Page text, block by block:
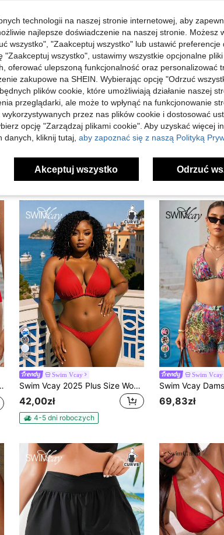
Pomocny (0)
20
Swim Vcay
Swim Vcay 2025 Plus Size Women Floral Print Triangle Cup Swimsuit Top
42,00zł
4-5 dni roboczych
5
Swim Vcay
69,83zł
technologii na naszej stronie internetowej, aby
najlepsze doświadczenie na naszej stronie. Możesz
wszystko", "Zaakceptuj wszystko" lub ustawić preferencje
"Zaakceptuj wszystko", ustawimy wszystkie opcjonalne
oferować ulepszoną funkcjonalność oraz personalizować
zakupowe na SHEIN. Wybierając opcję "Odrzuć
plików cookie, które umożliwiają działanie naszej
przeglądarki, ale może to wpłynąć na funkcjonowanie
przez nas plików cookie i dostosować
opcję "Zarządzaj plikami cookie". Aby uzyskać więcej
kliknij tutaj, aby zapoznać się z naszą Polityką
Akceptuj wszystko Odrzuć